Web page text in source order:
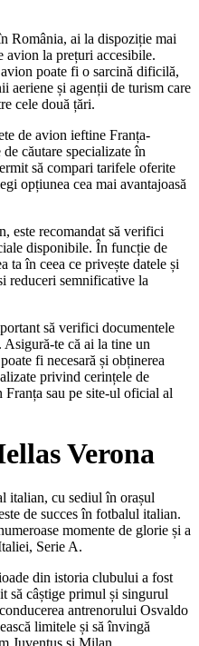
România, ai la dispoziție mai
avion la prețuri accesibile.
poate fi o sarcină dificilă,
aeriene și agenții de turism care
cele două țări.
de avion ieftine Franța-
căutare specializate în
să compari tarifele oferite
opțiunea cea mai avantajoasă
este recomandat să verifici
disponibile. În funcție de
ta în ceea ce privește datele și
reduceri semnificative la
să verifici documentele
Asigură-te că ai la tine un
fi necesară și obținerea
privind cerințele de
Franța sau pe site-ul oficial al
Verona
italian, cu sediul în orașul
de succes în fotbalul italian.
momente de glorie și a
Serie A.
din istoria clubului a fost
să câștige primul și singurul
antrenorului Osvaldo
limitele și să învingă